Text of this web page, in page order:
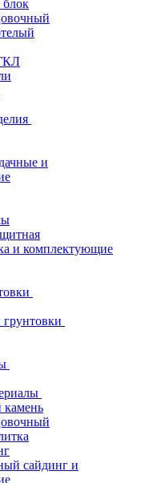
блок
и
и комплектующие
камень
сайдинг и